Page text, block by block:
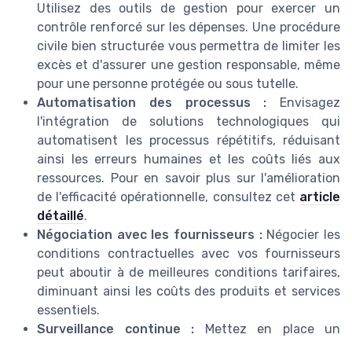
Utilisez des outils de gestion pour exercer un
contrôle renforcé sur les dépenses. Une procédure
civile bien structurée vous permettra de limiter les
excès et d'assurer une gestion responsable, même
pour une personne protégée ou sous tutelle.
Automatisation des processus : Envisagez
l'intégration de solutions technologiques qui
automatisent les processus répétitifs, réduisant
ainsi les erreurs humaines et les coûts liés aux
ressources. Pour en savoir plus sur l'amélioration
de l'efficacité opérationnelle, consultez cet article
détaillé.
Négociation avec les fournisseurs :Négocier les
conditions contractuelles avec vos fournisseurs
peut aboutir à de meilleures conditions tarifaires,
diminuant ainsi les coûts des produits et services
essentiels.
Surveillance continue : Mettez en place un